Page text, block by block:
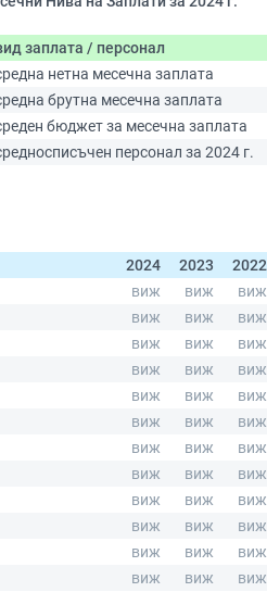
заплата / персонал
нетна месечна заплата
брутна месечна заплата
бюджет за месечна заплата
персонал за 2024 г.
2024
2023 2022